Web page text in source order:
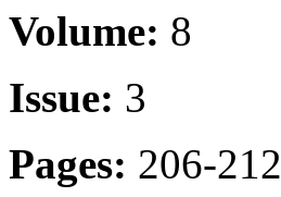
Volume: 8
Issue: 3
Pages: 206-212